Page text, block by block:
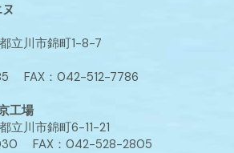
立川市錦町1-8-7
FAX：042-512-7786
工場
川市錦町6-11-21
FAX：042-528-2805